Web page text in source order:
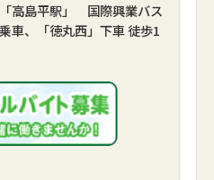
「高島平駅」 国際興業バス
車、「徳丸西」下車 徒歩1